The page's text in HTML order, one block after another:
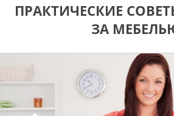
ПРАКТИЧЕСКИЕ
ЗА